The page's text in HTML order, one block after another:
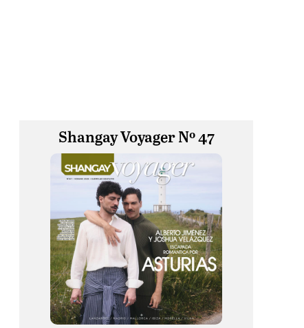
Shangay Voyager Nº 47